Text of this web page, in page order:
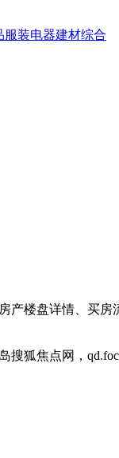
服装电器建材综合
产楼盘详情、买
搜狐焦点网，